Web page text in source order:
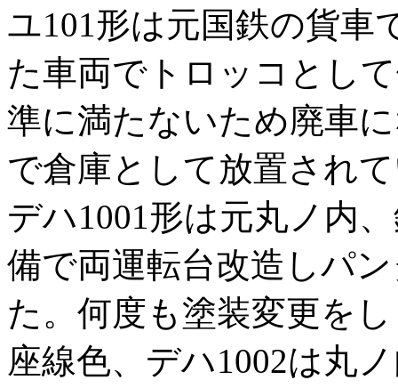
ユ101形は元国鉄の貨車
た車両でトロッコとし
準に満たないため廃車
で倉庫として放置され
デハ1001形は元丸ノ内
備で両運転台改造しパ
た。何度も塗装変更を
座線色、デハ1002は丸